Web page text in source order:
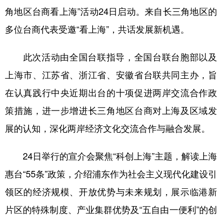
房产 体育 健康 图片
信息 廉政 原创 长三角频道
角地区台商看上海”活动24日启动。来自长三角地区的
多位台商代表受邀“看上海”，共话发展新机遇。
此次活动由全国台联指导，全国台联台胞部以及
上海市、江苏省、浙江省、安徽省台联共同主办，旨
在认真践行中央近期出台的十项促进两岸交流合作政
策措施，进一步增进长三角地区台商对上海及区域发
展的认知，深化两岸经济文化交流合作与融合发展。
24日举行的宣介会聚焦“科创上海”主题，解读上海
惠台“55条”政策，介绍浦东作为社会主义现代化建设引
领区的经济规模、开放优势与未来规划，展示临港新
片区的特殊制度、产业集群优势及“五自由一便利”的创